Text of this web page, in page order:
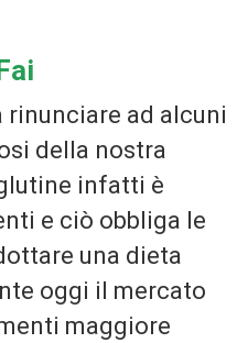
rinunciare ad alcuni
della nostra
infatti è
e ciò obbliga le
una dieta
oggi il mercato
maggiore